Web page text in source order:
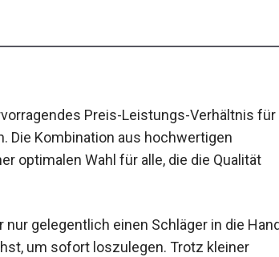
Preis-Leistungs-Verhältnis für
Die Kombination aus hochwertigen
optimalen Wahl für alle, die die Qualität
nur gelegentlich einen Schläger in die
um sofort loszulegen. Trotz